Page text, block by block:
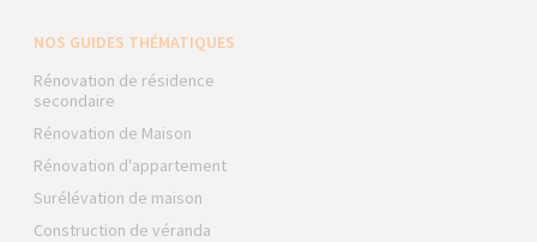
NOS GUIDES THÉMATIQUES
Rénovation de résidence
secondaire
Rénovation de Maison
Rénovation d'appartement
Surélévation de maison
Construction de véranda